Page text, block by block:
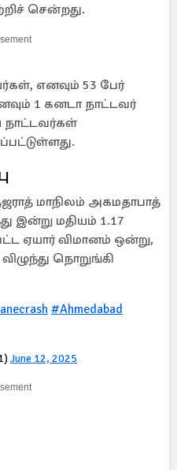
சென்றது.
எனவும் 53 பேர்
1 கனடா நாட்டவர்
நாட்டவர்கள்
மாநிலம் அகமதாபாத்
இன்று மதியம் 1.17
ஏயார் விமானம் ஒன்று,
நொறுங்கி
#Ahmedabad
June 12, 2025